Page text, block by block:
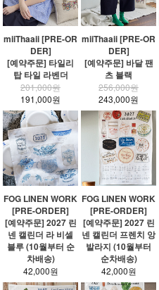
miiThaaii [PRE-OR
DER]
[예약주문] 타일리
탑 타일 라벤더
201,000원
191,000원
miiThaaii [PRE-OR
DER]
[예약주문] 바달 팬
츠 블랙
256,000원
243,000원
FOG LINEN WORK
[PRE-ORDER]
[예약주문] 2027 린
넨 캘린더 라 비셀
블루 (10월부터 순
차배송)
42,000원
FOG LINEN WORK
[PRE-ORDER]
[예약주문] 2027 린
넨 캘린더 프렌치 앙
발라지 (10월부터
순차배송)
42,000원